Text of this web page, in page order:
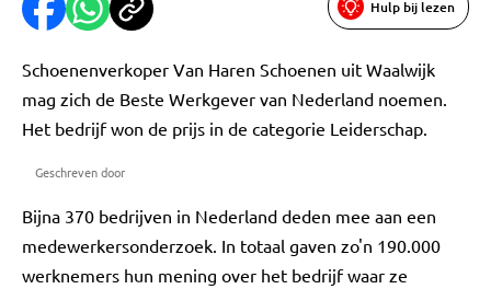
Hulp bij lezen
Schoenenverkoper Van Haren Schoenen uit Waalwijk
mag zich de Beste Werkgever van Nederland noemen.
Het bedrijf won de prijs in de categorie Leiderschap.
Geschreven door
Bijna 370 bedrijven in Nederland deden mee aan een
medewerkersonderzoek. In totaal gaven zo'n 190.000
werknemers hun mening over het bedrijf waar ze